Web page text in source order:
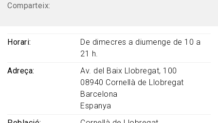
Comparteix:
Horari
De dimecres a diumenge de 10 a
21 h.
Adreça
Av. del Baix Llobregat, 100
08940 Cornellà de Llobregat
Barcelona
Espanya